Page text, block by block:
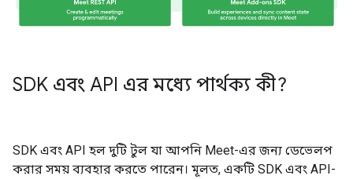
SDK এবং API এর মধ্যে পার্থক্য কী?
SDK এবং API হল দুটি টুল যা আপনি Meet-এর জন্য ডেভেলপ
করার সময় ব্যবহার করতে পারেন। মূলত, একটি SDK এবং API-